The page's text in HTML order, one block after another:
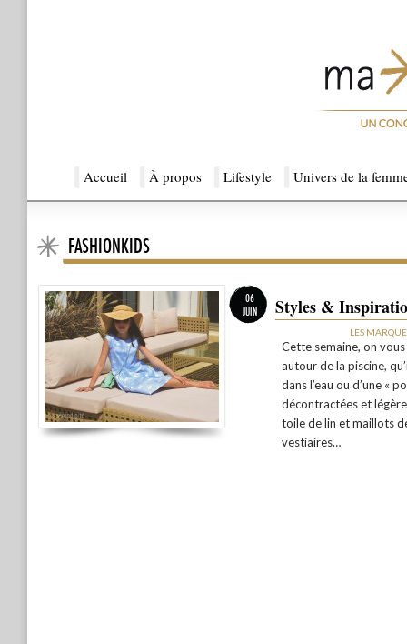
Ma Sérendipité
Aller au contenu principal
Aller au contenu secondaire
Accueil À propos Lifestyle Univers de la
FASHIONKIDS
06
JUIN
Styles &
LES
Cette semaine, on
autour de la piscine,
dans l’eau ou d’une «
décontractées et
toile de lin et maillots
vestiaires…